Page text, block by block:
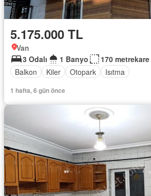
5.175.000 TL
Van
3 Odalı
1 Banyo
170 metrekare
Balkon
Kiler Otopark Isıtma
1 hafta, 6 gün önce